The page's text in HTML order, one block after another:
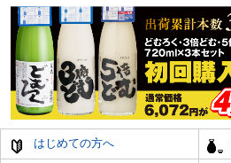
はじめての方へ